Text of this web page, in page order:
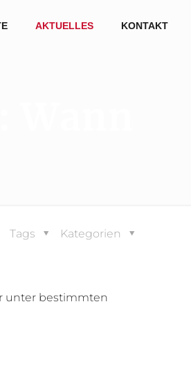
AKTUELLES KONTAKT
Kategorien
Tags
unter bestimmten